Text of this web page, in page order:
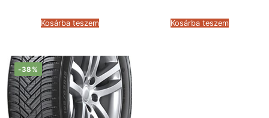
49.200 Ft.
Kosárba teszem
47.511 Ft.
Kosárba teszem
-38%